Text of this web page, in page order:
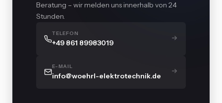
Beratung – wir melden uns innerhalb von 24
Stunden.
TELEFON
+49 861 89983019
E-MAIL
info@woehrl-elektrotechnik.de